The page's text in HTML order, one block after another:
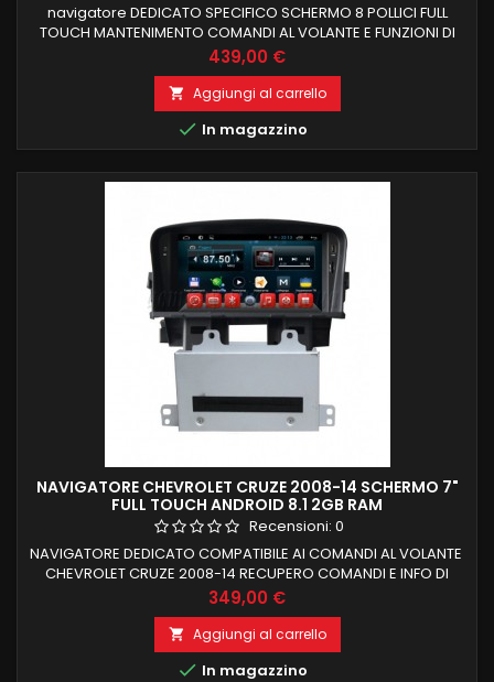
navigatore DEDICATO SPECIFICO SCHERMO 8 POLLICI FULL
TOUCH MANTENIMENTO COMANDI AL VOLANTE E FUNZIONI DI
BORDO CHEVROLET CRUZE DAL 2013 PROCESSORE OCTACORE
4 GB RAM 32 GB ROM ANDROID 9.0 FUNZIONE MIRRORLINK
COMPATIBILE MODULO DAB+WIFI INTEGRATO BLUETOOTH
INTEGRATO ingresso camera e aux
Prezzo
439,00 €
 Aggiungi al carrello
 In magazzino
NAVIGATORE CHEVROLET CRUZE 2008-14 SCHERMO 7"
FULL TOUCH ANDROID 8.1 2GB RAM
Recensioni: 0
NAVIGATORE DEDICATO COMPATIBILE AI COMANDI AL VOLANTE
CHEVROLET CRUZE 2008-14 RECUPERO COMANDI E INFO DI
BORDO + CLIMA SENSORI
Prezzo
349,00 €
 Aggiungi al carrello
 In magazzino